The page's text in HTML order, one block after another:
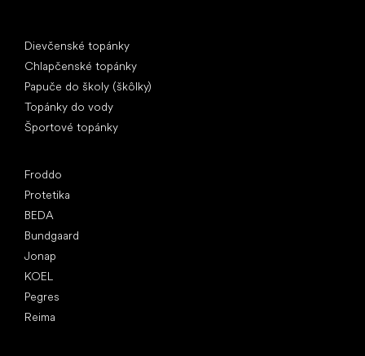
Dievčenské topánky
Chlapčenské topánky
Papuče do školy (škôlky)
Topánky do vody
Športové topánky
Froddo
Protetika
BEDA
Bundgaard
Jonap
KOEL
Pegres
Reima